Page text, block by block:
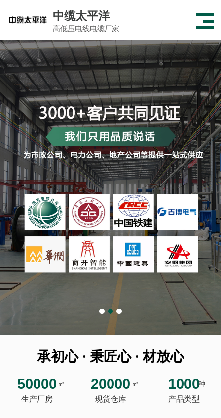
中缆太平洋
高低压电线电缆厂家
承初心 · 秉匠心 · 材放心
50000 ㎡
生产厂房
20000 ㎡
现货仓库
1000种
产品类型